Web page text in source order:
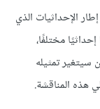
الإحداثيات الذي
مختلفًا،
تمثيله
هذه المناقشة.